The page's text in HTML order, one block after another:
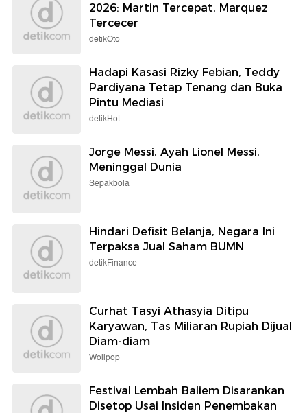
2026: Martin Tercepat, Marquez
Tercecer
detikOto
Hadapi Kasasi Rizky Febian, Teddy
Pardiyana Tetap Tenang dan Buka
Pintu Mediasi
detikHot
Jorge Messi, Ayah Lionel Messi,
Meninggal Dunia
Sepakbola
Hindari Defisit Belanja, Negara Ini
Terpaksa Jual Saham BUMN
detikFinance
Curhat Tasyi Athasyia Ditipu
Karyawan, Tas Miliaran Rupiah Dijual
Diam-diam
Wolipop
Festival Lembah Baliem Disarankan
Disetop Usai Insiden Penembakan